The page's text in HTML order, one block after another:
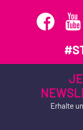
Erhalte